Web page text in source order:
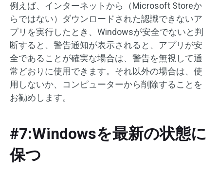
例えば、インターネットから（Microsoft Storeか
らではない）ダウンロードされた認識できないア
プリを実行したとき、Windowsが安全でないと判
断すると、警告通知が表示されると、アプリが安
全であることが確実な場合は、警告を無視して通
常どおりに使用できます。それ以外の場合は、使
用しないか、コンピューターから削除することを
お勧めします。
#7:Windowsを最新の状態に
保つ